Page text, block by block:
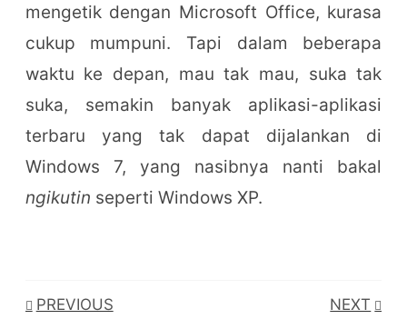
mengetik dengan Microsoft Office, kurasa
cukup mumpuni. Tapi dalam beberapa
waktu ke depan, mau tak mau, suka tak
suka, semakin banyak aplikasi-aplikasi
terbaru yang tak dapat dijalankan di
Windows 7, yang nasibnya nanti bakal
ngikutin seperti Windows XP.
NEXT
PREVIOUS